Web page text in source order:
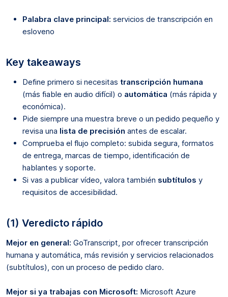
Palabra clave principal: servicios de transcripción en
esloveno
Key takeaways
Define primero si necesitas transcripción humana
(más fiable en audio difícil) o automática (más rápida y
económica).
Pide siempre una muestra breve o un pedido pequeño y
revisa una lista de precisión antes de escalar.
Comprueba el flujo completo: subida segura, formatos
de entrega, marcas de tiempo, identificación de
hablantes y soporte.
Si vas a publicar vídeo, valora también subtítulos y
requisitos de accesibilidad.
(1) Veredicto rápido
Mejor en general: GoTranscript, por ofrecer transcripción
humana y automática, más revisión y servicios relacionados
(subtítulos), con un proceso de pedido claro.
Mejor si ya trabajas con Microsoft: Microsoft Azure